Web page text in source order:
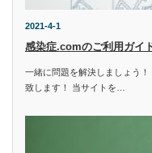
2021-4-1
感染症.comのご利用ガイ
一緒に問題を解決しましょう
致します！ 当サイトを…